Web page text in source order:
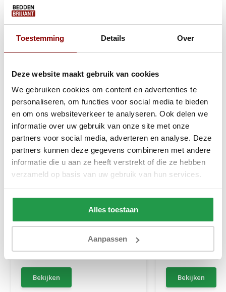
Toestemming Details Over
Deze website maakt gebruik van cookies
We gebruiken cookies om content en advertenties te
personaliseren, om functies voor social media te bieden
en om ons websiteverkeer te analyseren. Ook delen we
informatie over uw gebruik van onze site met onze
partners voor social media, adverteren en analyse. Deze
partners kunnen deze gegevens combineren met andere
informatie die u aan ze heeft verstrekt of die ze hebben
verzameld op basis van uw gebruik van hun services.
Alles toestaan
Aanpassen
Anderen kochten ook
Gratis Dekbed + Kussens !
Elektrische Boxspring Delux -
Stel zelf samen
Ca. 6 tot 8 weken
Bekijken
Boxspring
Stel zelf samen
Ca. 4 tot 6
Bekijken